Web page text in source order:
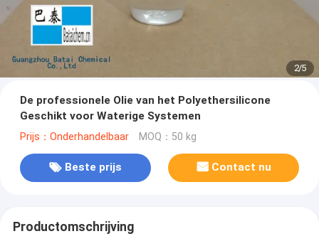
2/5
De professionele Olie van het Polyethersilicone
Geschikt voor Waterige Systemen
Prijs：Onderhandelbaar MOQ：50 kg
Beste prijs Contact nu
Productomschrijving